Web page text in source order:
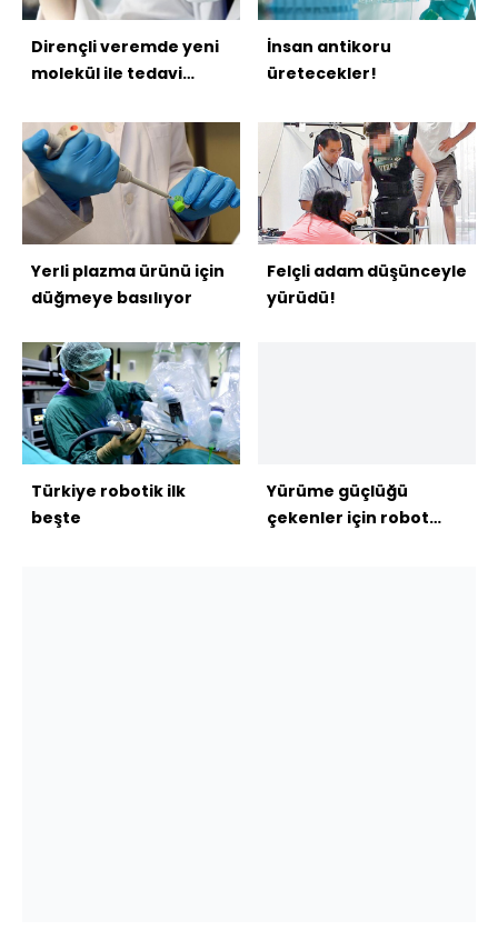
Dirençli veremde yeni
molekül ile tedavi
İnsan antikoru
üretecekler!
Yerli plazma ürünü için
düğmeye basılıyor
Felçli adam düşünceyle
yürüdü!
Türkiye robotik ilk
beşte
Yürüme güçlüğü
çekenler için robot